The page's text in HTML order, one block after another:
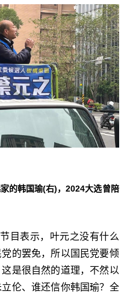
的韩国瑜(右)，2024大选曾陪
目表示，叶元之没有什么
的罢免，所以国民党要倾
是很自然的道理，不然以
伦、谁还信你韩国瑜？全